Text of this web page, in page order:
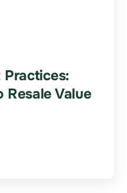
Practices:
Resale Value